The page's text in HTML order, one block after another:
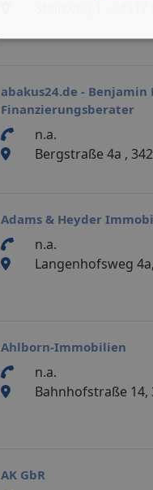
abakus24.de - Benjamin
Finanzierungsberater
n.a.
Bergstraße 4a ,
Adams & Heyder
n.a.
Langenhofsweg
Ahlborn-Immobilien
n.a.
Bahnhofstraße 14,
AK GbR